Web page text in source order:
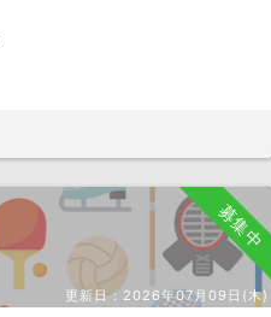
募集中
更新日： 2026年07月09日(木)